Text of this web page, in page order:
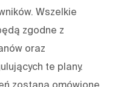
Wszelkie
zgodne z
oraz
te plany.
zostaną omówione